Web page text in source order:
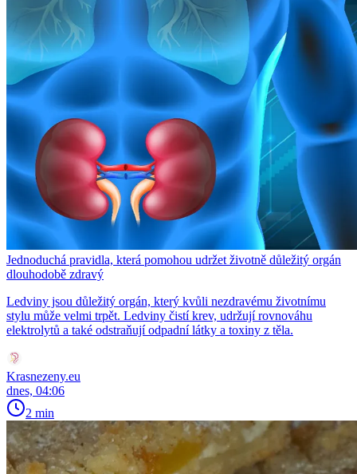
Jednoduchá pravidla, která pomohou udržet životně důležitý orgán
dlouhodobě zdravý
Ledviny jsou důležitý orgán, který kvůli nezdravému životnímu
stylu může velmi trpět. Ledviny čistí krev, udržují rovnováhu
elektrolytů a také odstraňují odpadní látky a toxiny z těla.
Krasnezeny.eu
dnes, 04:06
2 min